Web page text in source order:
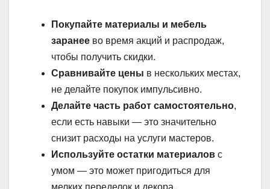
Покупайте материалы и мебель
заранее во время акций и распродаж,
чтобы получить скидки.
Сравнивайте цены в нескольких местах,
не делайте покупок импульсивно.
Делайте часть работ самостоятельно,
если есть навыки — это значительно
снизит расходы на услуги мастеров.
Используйте остатки материалов с
умом — это может пригодиться для